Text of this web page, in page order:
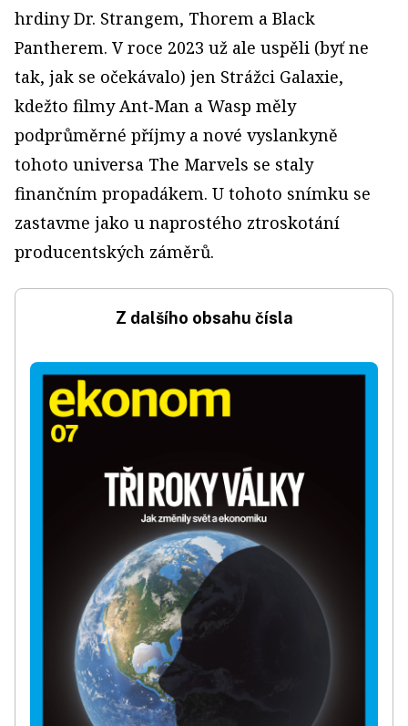
hrdiny Dr. Strangem, Thorem a Black
Pantherem. V roce 2023 už ale uspěli (byť ne
tak, jak se očekávalo) jen Strážci Galaxie,
kdežto filmy Ant‑Man a Wasp měly
podprůměrné příjmy a nové vyslankyně
tohoto universa The Marvels se staly
finančním propadákem. U tohoto snímku se
zastavme jako u naprostého ztroskotání
producentských záměrů.
Z dalšího obsahu čísla